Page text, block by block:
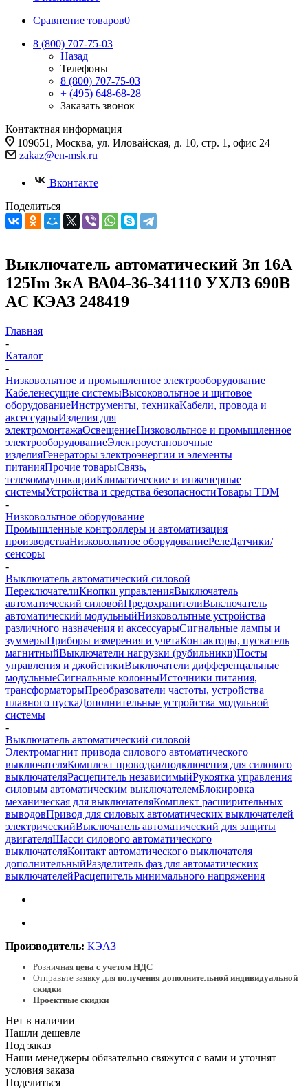
Сравнение товаров0
8 (800) 707-75-03
Назад
Телефоны
8 (800) 707-75-03
+ (495) 648-68-28
Заказать звонок
Контактная информация
109651, Москва, ул. Иловайская, д. 10, стр. 1, офис 24
zakaz@en-msk.ru
Вконтакте
Поделиться
Выключатель автоматический 3п 16А
125Im 3кА ВА04-36-341110 УХЛ3 690В
AC КЭАЗ 248419
Главная
-
Каталог
-
Низковольтное и промышленное электрооборудование
Кабеленесущие системыВысоковольтное и щитовое
оборудованиеИнструменты, техникаКабели, провода и
аксессуарыИзделия для
электромонтажаОсвещениеНизковольтное и промышленное
электрооборудованиеЭлектроустановочные
изделияГенераторы электроэнергии и элементы
питанияПрочие товарыСвязь,
телекоммуникацииКлиматические и инженерные
системыУстройства и средства безопасностиТовары TDM
-
Низковольтное оборудование
Промышленные контроллеры и автоматизация
производстваНизковольтное оборудованиеРелеДатчики/
сенсоры
-
Выключатель автоматический силовой
ПереключателиКнопки управленияВыключатель
автоматический силовойПредохранителиВыключатель
автоматический модульныйНизковольтные устройства
различного назначения и аксессуарыСигнальные лампы и
зуммерыПриборы измерения и учетаКонтакторы, пускатель
магнитныйВыключатели нагрузки (рубильники)Посты
управления и джойстикиВыключатели дифференцальные
модульныеСигнальные колонныИсточники питания,
трансформаторыПреобразователи частоты, устройства
плавного пускаДополнительные устройства модульной
системы
-
Выключатель автоматический силовой
Электромагнит привода силового автоматического
выключателяКомплект проводки/подключения для силового
выключателяРасцепитель независимыйРукоятка управления
силовым автоматическим выключателемБлокировка
механическая для выключателяКомплект расширительных
выводовПривод для силовых автоматических выключателей
электрическийВыключатель автоматический для защиты
двигателяШасси силового автоматического
выключателяКонтакт автоматического выключателя
дополнительныйРазделитель фаз для автоматических
выключателейРасцепитель минимального напряжения
Производитель: КЭАЗ
Розничная цена с учетом НДС
Отправьте заявку для получения дополнительной индивидуальной
скидки
Проектные скидки
Нет в наличии
Нашли дешевле
Под заказ
Наши менеджеры обязательно свяжутся с вами и уточнят
условия заказа
Поделиться